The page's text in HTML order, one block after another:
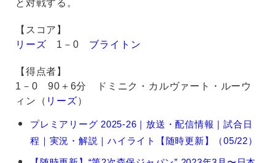
と対戦する。
【スコア】
リーズ 1－0 ブライトン
【得点者】
1－0 90＋6分 ドミニク・カルヴァート・ルーウ
ィン（ リーズ）
田
の
プレミアリーグ 2025-26｜放送・配信情報｜試合日
程｜実況・解説｜ハイライト【随時更新】（05/22）